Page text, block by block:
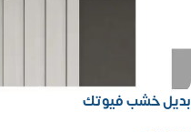
بديل خشب فيوتك